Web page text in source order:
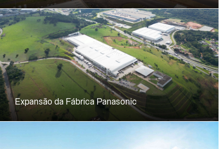
Expansão da Fábrica Panasonic